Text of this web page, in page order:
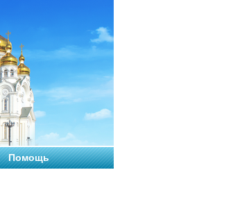
Помощь